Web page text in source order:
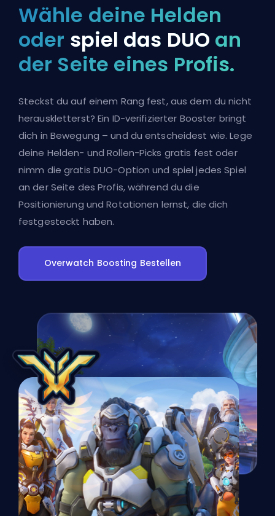
Wähle deine Helden
oder spiel das DUO an
der Seite eines Profis.
Steckst du auf einem Rang fest, aus dem du nicht
herauskletterst? Ein ID-verifizierter Booster bringt
dich in Bewegung – und du entscheidest wie. Lege
deine Helden- und Rollen-Picks gratis fest oder
nimm die gratis DUO-Option und spiel jedes Spiel
an der Seite des Profis, während du die
Positionierung und Rotationen lernst, die dich
festgesteckt haben.
Overwatch Boosting Bestellen